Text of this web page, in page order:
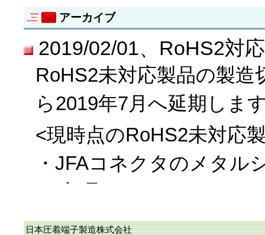
アーカイブ
2019/02/01、RoHS2対
RoHS2未対応製品の製
ら2019年7月へ延期しま
<現時点のRoHS2未対応
・JFAコネクタのメタル
・WPKコネクタを構成
日本圧着端子製造株式会社